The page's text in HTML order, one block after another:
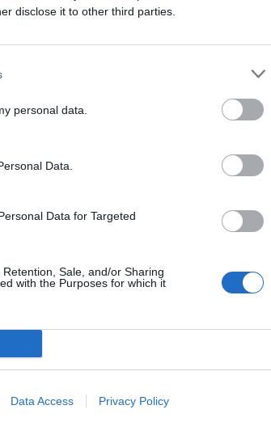
disclose it to other third parties.
personal data.
Data.
Data for Targeted
Sale, and/or Sharing
with the Purposes for which it
Data Access Privacy Policy
0-1 milioni 47.21.02